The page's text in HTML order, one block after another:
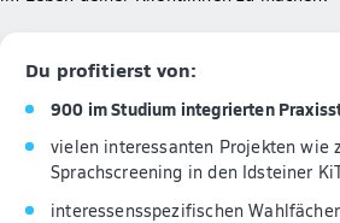
Du profitierst von:
900 im Studium integrierten
vielen interessanten Projekten wie
Sprachscreening in den Idsteiner
interessensspezifischen